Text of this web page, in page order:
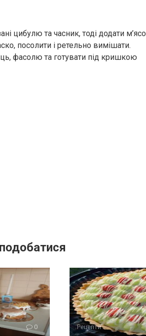
цибулю та часник, тоді додати м’ясо
посолити і ретельно вимішати.
фасолю та готувати під кришкою
0 Рецепти